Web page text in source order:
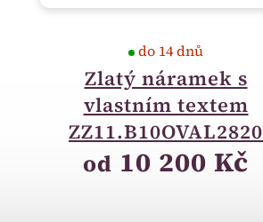
Zlatý náramek s
vlastním textem
ZZ11.B10OVAL2820
do 14 dnů
od 10 200 Kč